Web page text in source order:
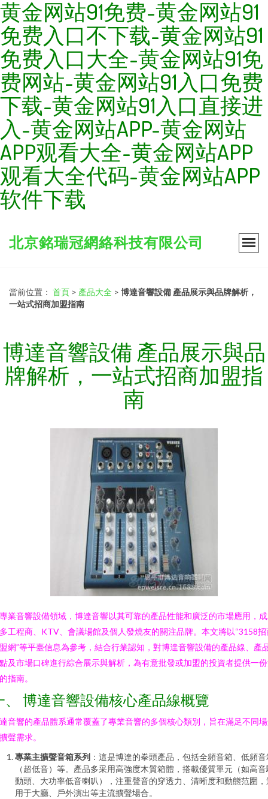
黄金网站91免费-黄金网站91
免费入口不下载-黄金网站91
免费入口大全-黄金网站91免
费网站-黄金网站91入口免费
下载-黄金网站91入口直接进
入-黄金网站APP-黄金网站
APP观看大全-黄金网站APP
观看大全代码-黄金网站APP
软件下载
北京銘瑞冠網絡科技有限公司
當前位置： 首頁 > 產品大全 > 博達音響設備 產品展示與品牌解析，
一站式招商加盟指南
博達音響設備 產品展示與品
牌解析，一站式招商加盟指
南
業音響設備領域，博達音響以其可靠的產品性能和廣泛的市場應用，
工程商、KTV、會議場館及個人發燒友的關注品牌。本文將以“3158招
網”等平臺信息為參考，結合行業認知，對博達音響設備的產品線、產
及市場口碑進行綜合展示與解析，為有意批發或加盟的投資者提供一
指南。
、 博達音響設備核心產品線概覽
音響的產品體系通常覆蓋了專業音響的多個核心類別，旨在滿足不同
聲需求。
專業主擴聲音箱系列 ：這是博達的拳頭產品，包括全頻音箱、低頻
（超低音）等。產品多采用高強度木質箱體，搭載優質單元（如高
動頭、大功率低音喇叭），注重聲音的穿透力、清晰度和動態范圍，
用于大廳、戶外演出等主流擴聲場合。